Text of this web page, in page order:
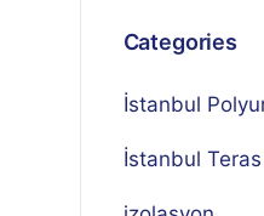
Categories
İstanbul
İstanbul